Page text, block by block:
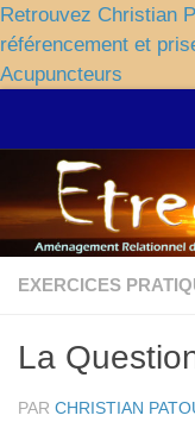
Retrouvez Christian
référencement et
Acupuncteurs
EXERCICES
La
PAR CHRISTIAN